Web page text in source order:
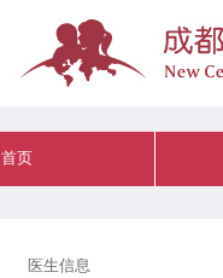
首页
医生信息